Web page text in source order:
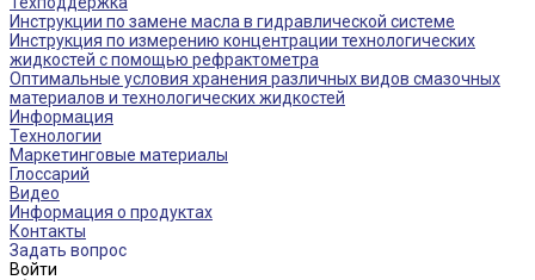
Инструкции по замене масла в гидравлической системе
Инструкция по измерению концентрации технологических
жидкостей с помощью рефрактометра
Оптимальные условия хранения различных видов смазочных
материалов и технологических жидкостей
Информация
Технологии
Маркетинговые материалы
Глоссарий
Видео
Информация о продуктах
Контакты
Задать вопрос
Войти